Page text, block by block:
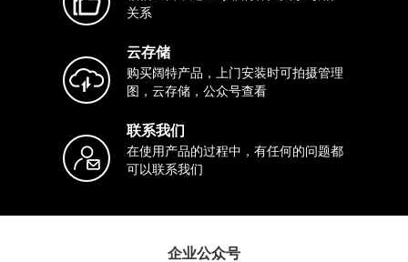
关系
云存储
购买阔特产品，上门安装时可拍摄管理
图，云存储，公众号查看
联系我们
在使用产品的过程中，有任何的问题都
可以联系我们
企业公众号